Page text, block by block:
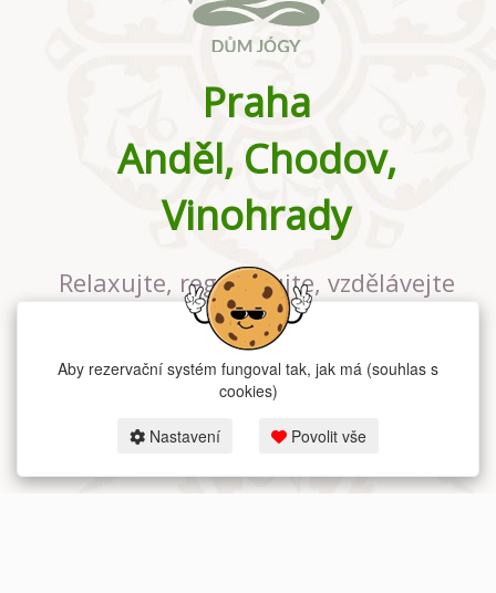
Praha
Anděl, Chodov,
Vinohrady
Relaxujte, regenerujte, vzdělávejte
se v největším jógovém studiu v
Praze
Aby rezervační systém fungoval tak, jak má (souhlas s
cookies)
Nastavení Povolit vše